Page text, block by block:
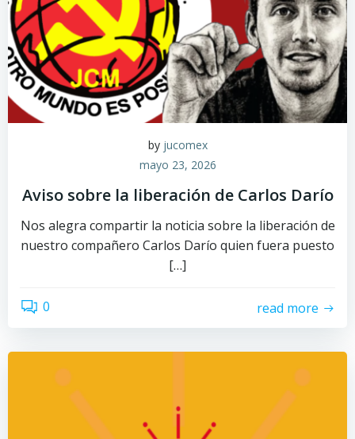
by jucomex
mayo 23, 2026
Aviso sobre la liberación de Carlos Darío
Nos alegra compartir la noticia sobre la liberación de
nuestro compañero Carlos Darío quien fuera puesto
[…]
0 read more